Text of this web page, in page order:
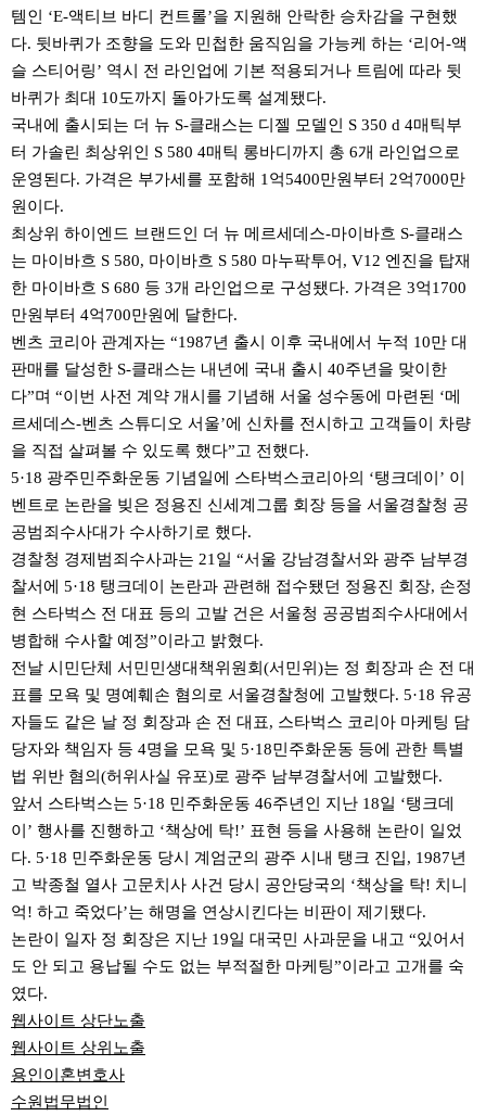
템인 ‘E-액티브 바디 컨트롤’을 지원해 안락한 승차감을 구현했
다. 뒷바퀴가 조향을 도와 민첩한 움직임을 가능케 하는 ‘리어-액
슬 스티어링’ 역시 전 라인업에 기본 적용되거나 트림에 따라 뒷
바퀴가 최대 10도까지 돌아가도록 설계됐다.
국내에 출시되는 더 뉴 S-클래스는 디젤 모델인 S 350 d 4매틱부
터 가솔린 최상위인 S 580 4매틱 롱바디까지 총 6개 라인업으로
운영된다. 가격은 부가세를 포함해 1억5400만원부터 2억7000만
원이다.
최상위 하이엔드 브랜드인 더 뉴 메르세데스-마이바흐 S-클래스
는 마이바흐 S 580, 마이바흐 S 580 마누팍투어, V12 엔진을 탑재
한 마이바흐 S 680 등 3개 라인업으로 구성됐다. 가격은 3억1700
만원부터 4억700만원에 달한다.
벤츠 코리아 관계자는 “1987년 출시 이후 국내에서 누적 10만 대
판매를 달성한 S-클래스는 내년에 국내 출시 40주년을 맞이한
다”며 “이번 사전 계약 개시를 기념해 서울 성수동에 마련된 ‘메
르세데스-벤츠 스튜디오 서울’에 신차를 전시하고 고객들이 차량
을 직접 살펴볼 수 있도록 했다”고 전했다.
5·18 광주민주화운동 기념일에 스타벅스코리아의 ‘탱크데이’ 이
벤트로 논란을 빚은 정용진 신세계그룹 회장 등을 서울경찰청 공
공범죄수사대가 수사하기로 했다.
경찰청 경제범죄수사과는 21일 “서울 강남경찰서와 광주 남부경
찰서에 5·18 탱크데이 논란과 관련해 접수됐던 정용진 회장, 손정
현 스타벅스 전 대표 등의 고발 건은 서울청 공공범죄수사대에서
병합해 수사할 예정”이라고 밝혔다.
전날 시민단체 서민민생대책위원회(서민위)는 정 회장과 손 전 대
표를 모욕 및 명예훼손 혐의로 서울경찰청에 고발했다. 5·18 유공
자들도 같은 날 정 회장과 손 전 대표, 스타벅스 코리아 마케팅 담
당자와 책임자 등 4명을 모욕 및 5·18민주화운동 등에 관한 특별
법 위반 혐의(허위사실 유포)로 광주 남부경찰서에 고발했다.
앞서 스타벅스는 5·18 민주화운동 46주년인 지난 18일 ‘탱크데
이’ 행사를 진행하고 ‘책상에 탁!’ 표현 등을 사용해 논란이 일었
다. 5·18 민주화운동 당시 계엄군의 광주 시내 탱크 진입, 1987년
고 박종철 열사 고문치사 사건 당시 공안당국의 ‘책상을 탁! 치니
억! 하고 죽었다’는 해명을 연상시킨다는 비판이 제기됐다.
논란이 일자 정 회장은 지난 19일 대국민 사과문을 내고 “있어서
도 안 되고 용납될 수도 없는 부적절한 마케팅”이라고 고개를 숙
였다.
웹사이트 상단노출
웹사이트 상위노출
용인이혼변호사
수원법무법인